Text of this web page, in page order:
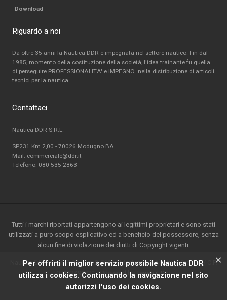
Per offrirti il miglior servizio possibile Nautica DDR
utilizza i cookies. Continuando la navigazione nel sito
autorizzi l'uso dei cookies.
×
Download
Riguardo a noi
Da oltre 35 anni la Nautica DDR è impegnata nel settore nautico. Fin dal
1985, momento della costituzione della società, l'idea trainante fu quella
di perseguire PROFESSIONALITA' e IMPEGNO nella distribuzione di articoli
tecnici per la nautica.
Contattaci
Nautica DDR S.R.L.
SP231 Km 2,00 - 70026 Modugno BA
Mail: commerciale@ddr.it
Telefono: 080 535 2863
Tutti i marchi riportati appartengono ai legittimi proprietari e sono stati
utilizzati a puro scopo esplicativo ed a beneficio del possessore, senza
alcun fine di violazione dei diritti di Copyright vigenti.
Nautica DDR srl - S.P. 231 km.2-70026 Modugno(BA) - Italy-P.ta IVA / C.F.
07162490721 - Powered by Teseo.it S.r.l